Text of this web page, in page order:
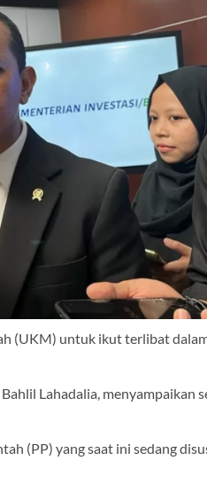
(UKM) untuk ikut terlibat
Lahadalia, menyampaikan
(PP) yang saat ini sedang